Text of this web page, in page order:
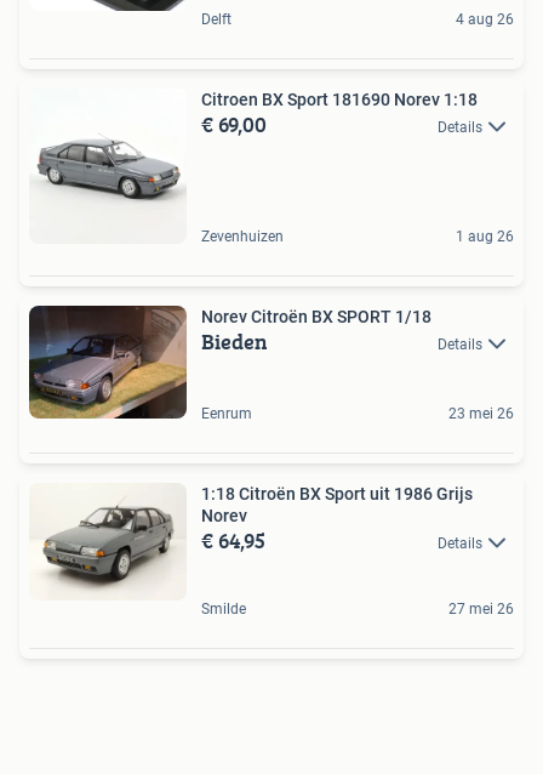
Delft 4 aug 26
Citroen BX Sport 181690 Norev 1:18
€ 69,00 Details
Zevenhuizen 1 aug 26
Norev Citroën BX SPORT 1/18
Bieden Details
Eenrum 23 mei 26
1:18 Citroën BX Sport uit 1986 Grijs
Norev
€ 64,95 Details
Smilde 27 mei 26